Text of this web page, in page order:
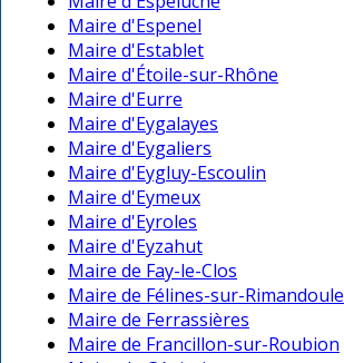
Maire d'Espenel
Maire d'Establet
Maire d'Étoile-sur-Rhône
Maire d'Eurre
Maire d'Eygalayes
Maire d'Eygaliers
Maire d'Eygluy-Escoulin
Maire d'Eymeux
Maire d'Eyroles
Maire d'Eyzahut
Maire de Fay-le-Clos
Maire de Félines-sur-Rimandoule
Maire de Ferrassières
Maire de Francillon-sur-Roubion